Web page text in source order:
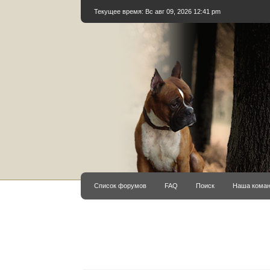
Текущее время: Вс авг 09, 2026 12:41 pm
Список форумов FAQ Поиск Наша